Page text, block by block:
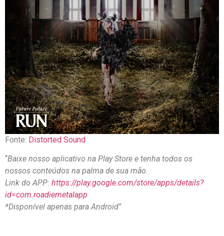
Fonte: Distorted Sound
“Baixe nosso aplicativo na Play Store e tenha todos os
nossos conteúdos na palma de sua mão.
Link do APP: https://play.google.com/store/apps/details?
id=com.roadiemetalapp
*Disponível apenas para Android”